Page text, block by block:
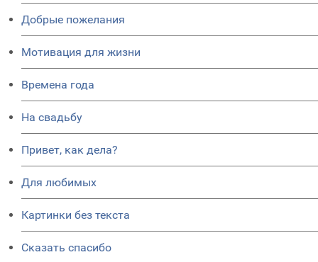
Добрые пожелания
Мотивация для жизни
Времена года
На свадьбу
Привет, как дела?
Для любимых
Картинки без текста
Сказать спасибо